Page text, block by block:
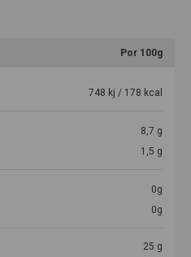
Por 100g
748 kj / 178 kcal
8,7 g
1,5 g
0g
0g
25 g